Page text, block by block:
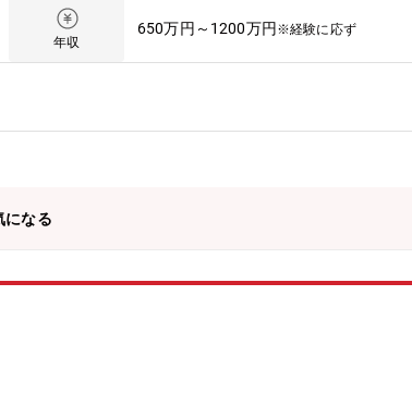
WEBサイト改修、メルマガ運用、セミナー運用など）【
年収
650万円～1200万円 ※経験に応ず
になる